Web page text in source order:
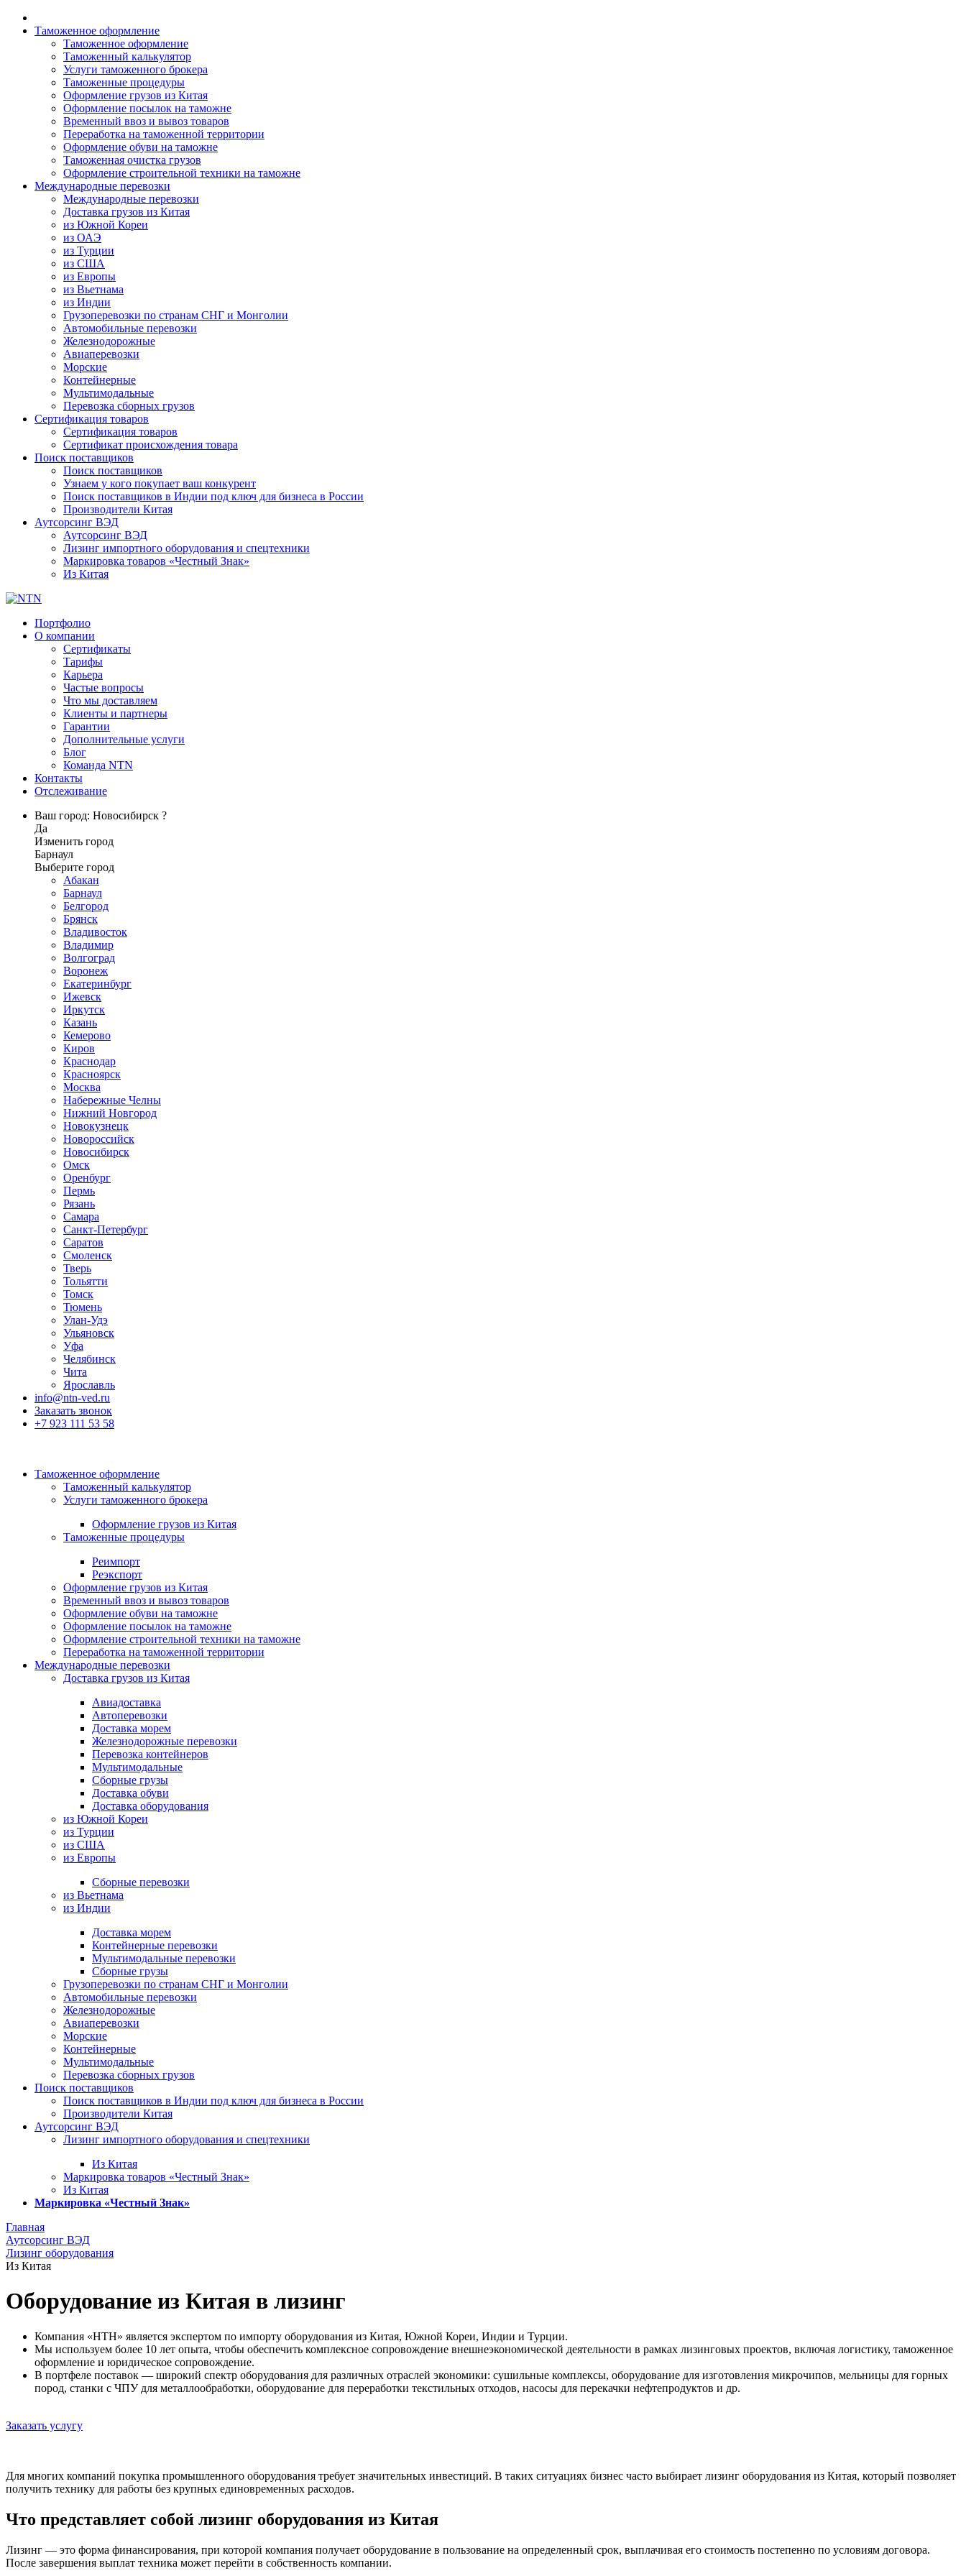
Таможенное оформление
Таможенное оформление
Таможенный калькулятор
Услуги таможенного брокера
Таможенные процедуры
Оформление грузов из Китая
Оформление посылок на таможне
Временный ввоз и вывоз товаров
Переработка на таможенной территории
Оформление обуви на таможне
Таможенная очистка грузов
Оформление строительной техники на таможне
Международные перевозки
Международные перевозки
Доставка грузов из Китая
из Южной Кореи
из ОАЭ
из Турции
из США
из Европы
из Вьетнама
из Индии
Грузоперевозки по странам СНГ и Монголии
Автомобильные перевозки
Железнодорожные
Авиаперевозки
Морские
Контейнерные
Мультимодальные
Перевозка сборных грузов
Сертификация товаров
Сертификация товаров
Сертификат происхождения товара
Поиск поставщиков
Поиск поставщиков
Узнаем у кого покупает ваш конкурент
Поиск поставщиков в Индии под ключ для бизнеса в России
Производители Китая
Аутсорсинг ВЭД
Аутсорсинг ВЭД
Лизинг импортного оборудования и спецтехники
Маркировка товаров «Честный Знак»
Из Китая
Портфолио
О компании
Сертификаты
Тарифы
Карьера
Частые вопросы
Что мы доставляем
Клиенты и партнеры
Гарантии
Дополнительные услуги
Блог
Команда NTN
Контакты
Отслеживание
Ваш город: Новосибирск ?
Да
Изменить город
Барнаул
Выберите город
Абакан
Барнаул
Белгород
Брянск
Владивосток
Владимир
Волгоград
Воронеж
Екатеринбург
Ижевск
Иркутск
Казань
Кемерово
Киров
Краснодар
Красноярск
Москва
Набережные Челны
Нижний Новгород
Новокузнецк
Новороссийск
Новосибирск
Омск
Оренбург
Пермь
Рязань
Самара
Санкт-Петербург
Саратов
Смоленск
Тверь
Тольятти
Томск
Тюмень
Улан-Удэ
Ульяновск
Уфа
Челябинск
Чита
Ярославль
info@ntn-ved.ru
Заказать звонок
+7 923 111 53 58
Таможенное оформление
Таможенный калькулятор
Услуги таможенного брокера
Оформление грузов из Китая
Таможенные процедуры
Реимпорт
Реэкспорт
Оформление грузов из Китая
Временный ввоз и вывоз товаров
Оформление обуви на таможне
Оформление посылок на таможне
Оформление строительной техники на таможне
Переработка на таможенной территории
Международные перевозки
Доставка грузов из Китая
Авиадоставка
Автоперевозки
Доставка морем
Железнодорожные перевозки
Перевозка контейнеров
Мультимодальные
Сборные грузы
Доставка обуви
Доставка оборудования
из Южной Кореи
из Турции
из США
из Европы
Сборные перевозки
из Вьетнама
из Индии
Доставка морем
Контейнерные перевозки
Мультимодальные перевозки
Сборные грузы
Грузоперевозки по странам СНГ и Монголии
Автомобильные перевозки
Железнодорожные
Авиаперевозки
Морские
Контейнерные
Мультимодальные
Перевозка сборных грузов
Поиск поставщиков
Поиск поставщиков в Индии под ключ для бизнеса в России
Производители Китая
Аутсорсинг ВЭД
Лизинг импортного оборудования и спецтехники
Из Китая
Маркировка товаров «Честный Знак»
Из Китая
Маркировка «Честный Знак»
Главная
Аутсорсинг ВЭД
Лизинг оборудования
Из Китая
Оборудование из Китая в лизинг
Компания «НТН» является экспертом по импорту оборудования из Китая, Южной Кореи, Индии и Турции.
Мы используем более 10 лет опыта, чтобы обеспечить комплексное сопровождение внешнеэкономической деятельности в рамках лизинговых проектов, включая логистику, таможенное
оформление и юридическое сопровождение.
В портфеле поставок — широкий спектр оборудования для различных отраслей экономики: сушильные комплексы, оборудование для изготовления микрочипов, мельницы для горных
пород, станки с ЧПУ для металлообработки, оборудование для переработки текстильных отходов, насосы для перекачки нефтепродуктов и др.
Заказать услугу
Для многих компаний покупка промышленного оборудования требует значительных инвестиций. В таких ситуациях бизнес часто выбирает лизинг оборудования из Китая, который позволяет
получить технику для работы без крупных единовременных расходов.
Что представляет собой лизинг оборудования из Китая
Лизинг — это форма финансирования, при которой компания получает оборудование в пользование на определенный срок, выплачивая его стоимость постепенно по условиям договора.
После завершения выплат техника может перейти в собственность компании.